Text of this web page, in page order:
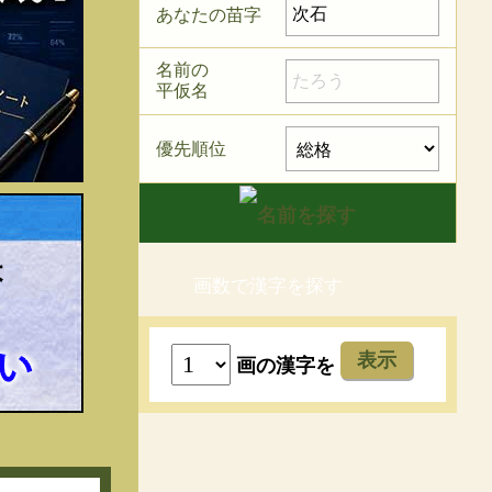
あなたの苗字
名前の
平仮名
優先順位
画数で漢字を探す
画の漢字を 表示